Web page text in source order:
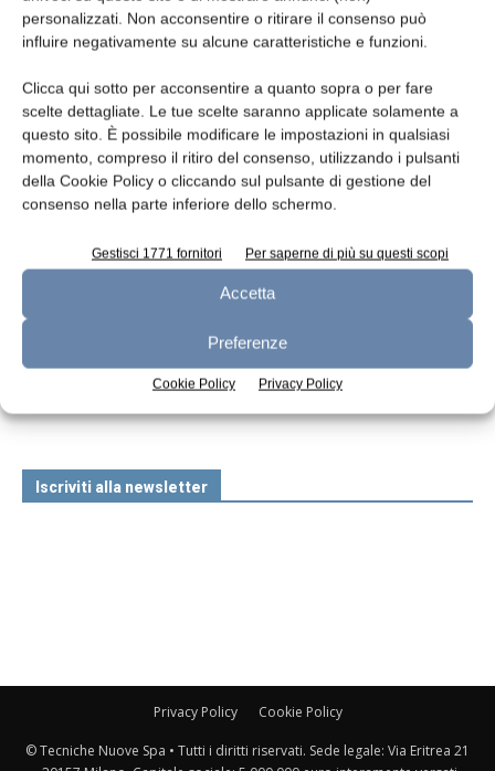
personalizzati. Non acconsentire o ritirare il consenso può
influire negativamente su alcune caratteristiche e funzioni.
Clicca qui sotto per acconsentire a quanto sopra o per fare
scelte dettagliate. Le tue scelte saranno applicate solamente a
questo sito. È possibile modificare le impostazioni in qualsiasi
momento, compreso il ritiro del consenso, utilizzando i pulsanti
della Cookie Policy o cliccando sul pulsante di gestione del
consenso nella parte inferiore dello schermo.
Gestisci 1771 fornitori Per saperne di più su questi scopi
Accetta
Preferenze
Cookie Policy Privacy Policy
Arla investe nei formaggi premium
redazione 18 Ottobre 2014
Leggi la rivista
Edicola Web
Iscriviti alla newsletter
Privacy Policy Cookie Policy
© Tecniche Nuove Spa • Tutti i diritti riservati. Sede legale: Via Eritrea 21